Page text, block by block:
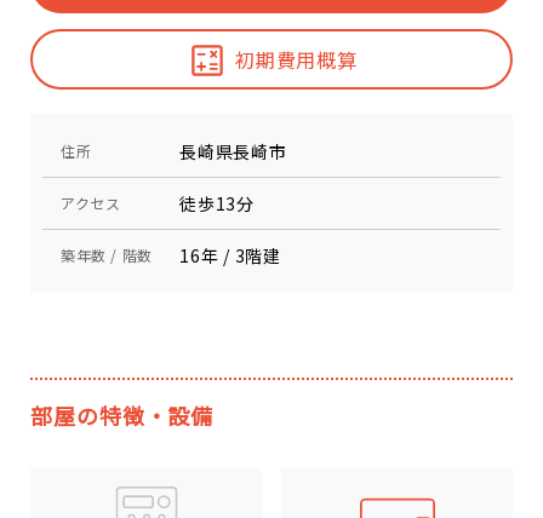
初期費用概算
住所 長崎県長崎市
アクセス 徒歩13分
築年数 / 階数 16年 / 3階建
部屋の特徴・設備